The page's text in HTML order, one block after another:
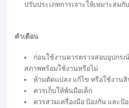
ปรับประเภทการเจาะให้เหมาะสมกั
คำเตือน
ก่อนใช้งานควรตรวจสอบอุปกร
สภาพพร้อมใช้งานหรือไม่
ห้ามดัดแปลง แก้ไข หรือใช้งาน
ควรเก็บให้พ้นมือเด็ก
ควรสวมเครื่องมือ ป้องกัน และป้